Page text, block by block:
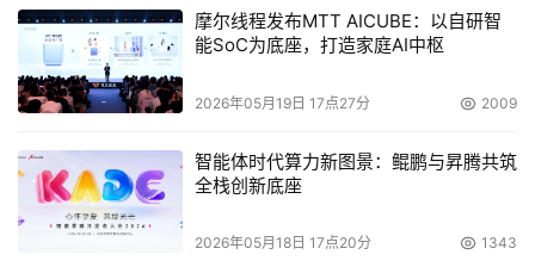
选择无线网络测试
摩尔线程发布MTT AICUBE：以自研智
能SoC为底座，打造家庭AI中枢
2026年05月19日 17点27分 2009
智能体时代算力新图景：鲲鹏与昇腾共筑
全栈创新底座
2026年05月18日 17点20分 1343